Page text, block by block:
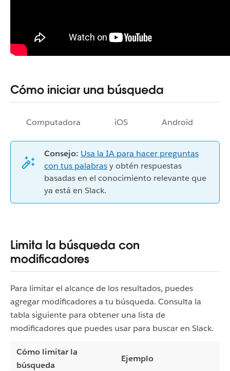
Cómo iniciar una búsqueda
Computadora iOS Android
Consejo: Usa la IA para hacer preguntas
con tus palabrasy obtén respuestas
basadas en el conocimiento relevante que
ya está en Slack.
Limita la búsqueda con
modificadores
Para limitar el alcance de los resultados, puedes
agregar modificadores a tu búsqueda. Consulta la
tabla siguiente para obtener una lista de
modificadores que puedes usar para buscar en Slack.
Cómo limitar la
búsqueda
Ejemplo